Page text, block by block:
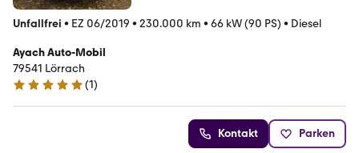
Unfallfrei • EZ 06/2019 • 230.000 km • 66 kW (90 PS) • Diesel
Ayach Auto-Mobil
79541 Lörrach
5 Sterne
(1)
Kontakt Parken